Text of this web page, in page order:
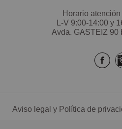
Todo para crear TU HOGAR.
Horario
L-V 9:00-14:00 y
Avda. GASTEIZ 90
Aviso legal y Política de